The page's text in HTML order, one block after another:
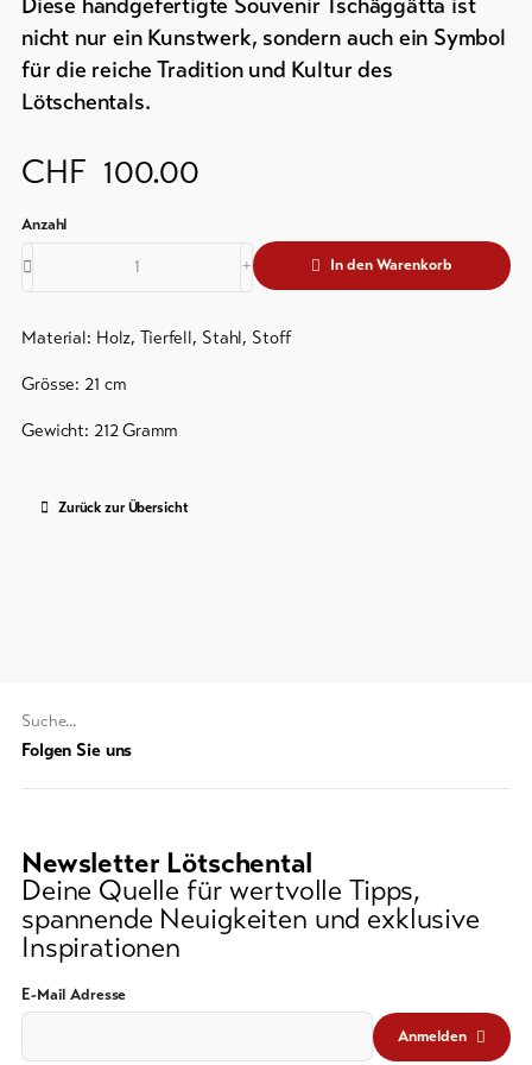
&
Service
Webcams
Wetter
DEEN FR
Events
Kurtaxe
Gästekarte
Sicherheitsdienst
Wichtige
Information
Gewerbe
Skipässe
Bike-
Gutscheine
Souvenirs
nicht nur ein Kunstwerk, sondern auch ein Symbol
für die reiche Tradition und Kultur des
Lötschentals.
CHF 100.00
In den Warenkorb
Material: Holz, Tierfell, Stahl, Stoff
Grösse: 21 cm
Gewicht: 212 Gramm
Zurück zur Übersicht
Suchwort
Folgen Sie uns
Newsletter Lötschental
Deine Quelle für wertvolle Tipps,
spannende Neuigkeiten und exklusive
Inspirationen
E-Mail Adresse
Anmelden